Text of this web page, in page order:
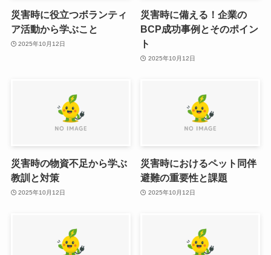
災害時に役立つボランティ
ア活動から学ぶこと
2025年10月12日
災害時に備える！企業の
BCP成功事例とそのポイン
ト
2025年10月12日
災害時の物資不足から学ぶ
教訓と対策
2025年10月12日
災害時におけるペット同伴
避難の重要性と課題
2025年10月12日